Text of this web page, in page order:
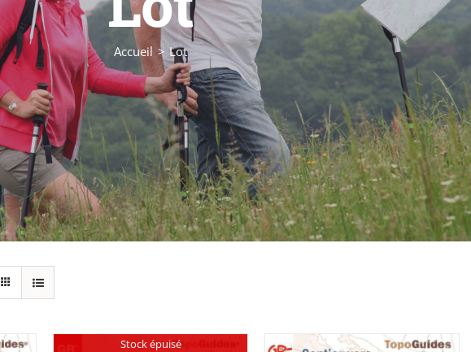
Accueil Lot
Stock épuisé